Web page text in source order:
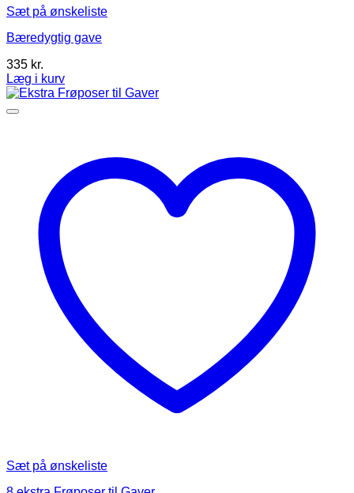
Sæt på ønskeliste
Bæredygtig gave
335 kr.
Læg i kurv
Dette
vare
Mulighederne
varesiden
Sæt på ønskeliste